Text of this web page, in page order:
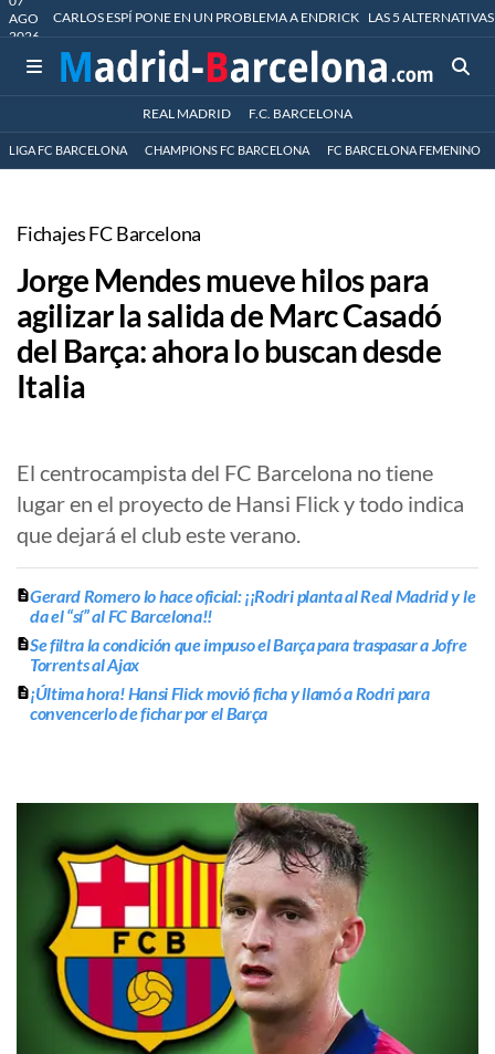
AGO
2026
CARLOS ESPÍ PONE EN UN PROBLEMA A ENDRICK LAS 5
REAL MADRID F.C. BARCELONA
LIGA FC BARCELONA CHAMPIONS FC BARCELONA FC BARCELONA FEMENINO
Fichajes FC Barcelona
Jorge Mendes mueve hilos para
agilizar la salida de Marc Casadó
del Barça: ahora lo buscan desde
Italia
El centrocampista del FC Barcelona no tiene
lugar en el proyecto de Hansi Flick y todo indica
que dejará el club este verano.
Gerard Romero lo hace oficial: ¡¡Rodri planta al Real Madrid y le
da el “sí” al FC Barcelona!!
Se filtra la condición que impuso el Barça para traspasar a Jofre
Torrents al Ajax
¡Última hora! Hansi Flick movió ficha y llamó a Rodri para
convencerlo de fichar por el Barça